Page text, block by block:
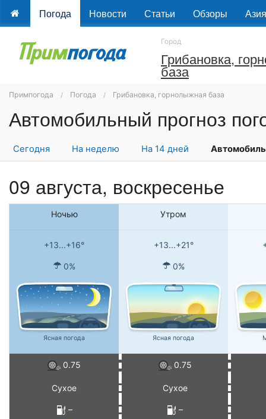
Погода Новости Статьи Обзоры Азия
Город
Грибановка,
база
Примпогода Погода Грибановка, горнолыжная база
Сегодня На неделю На 14 дней
09 августа, воскресенье
Ночью Утром
+13...+16° +13...+21°
0% 0%
Ясная погода Ясная погода
0.75 0.75
Сухое Сухое
– –